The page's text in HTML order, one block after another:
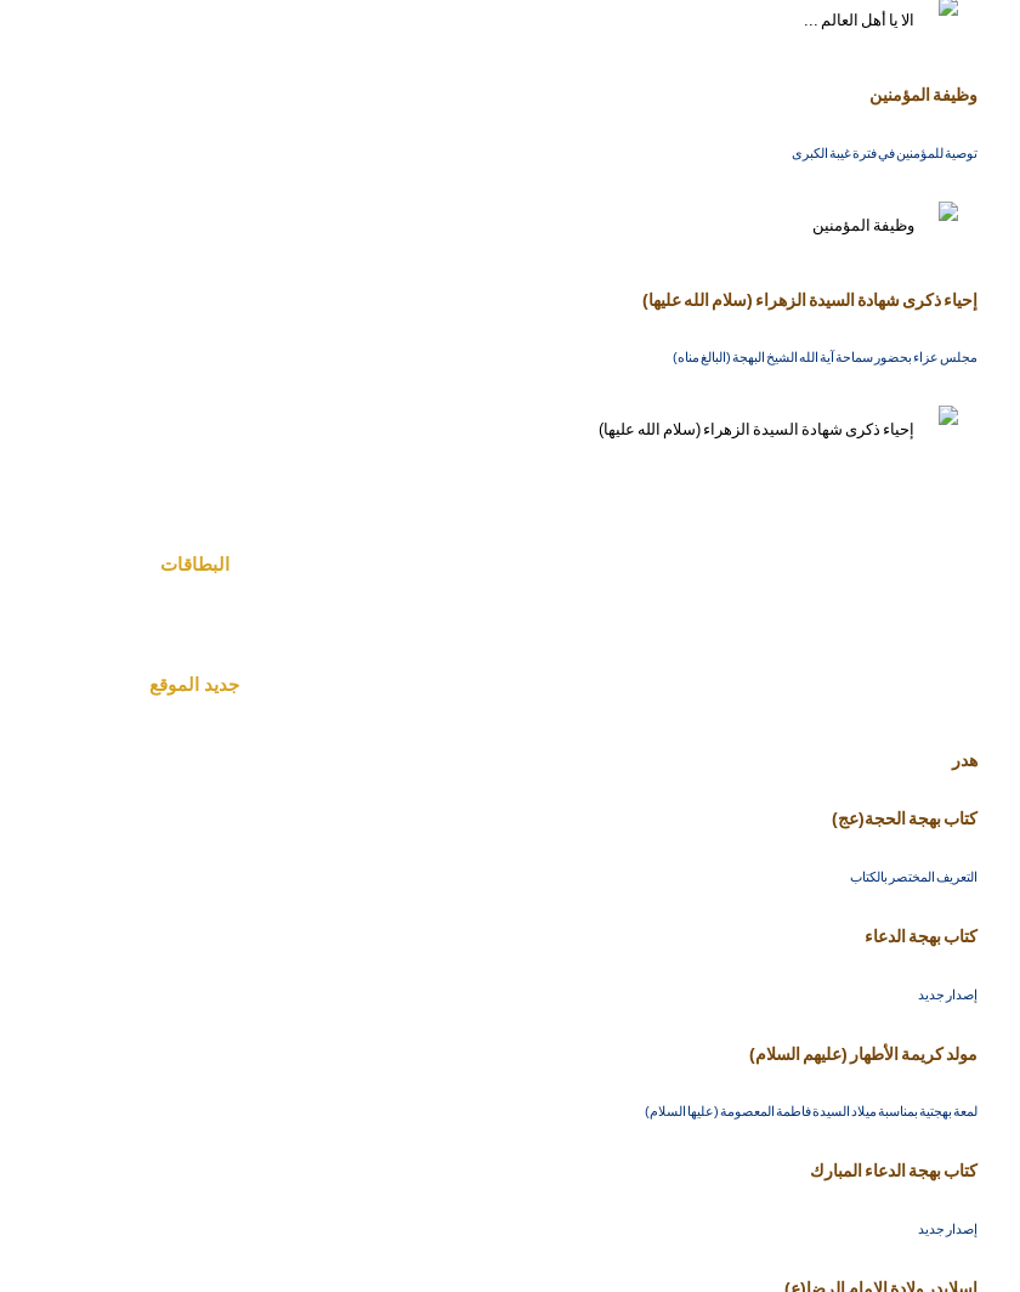
وظيفة المؤمنين
توصية للمؤمنين في فترة غيبة الكبرى
إحياء ذكرى شهادة السيدة الزهراء (سلام الله عليها)
مجلس عزاء بحضور سماحة آية الله الشيخ البهجة (البالغ مناه)
البطاقات
جديد الموقع
هدر
كتاب بهجة الحجة(عج)
التعريف المختصر بالكتاب
كتاب بهجة الدعاء
إصدار جديد
مولد كريمة الأطهار (عليهم السلام)
لمعة بهجتية بمناسبة ميلاد السيدة فاطمة المعصومة (عليها السلام)
كتاب بهجة الدعاء المبارك
إصدار جديد